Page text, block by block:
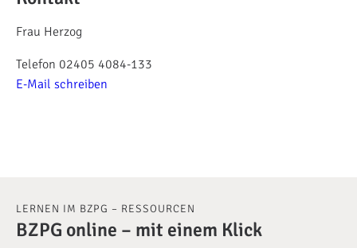
Frau Herzog
Telefon 02405 4084-133
E-Mail schreiben
LERNEN IM BZPG – RESSOURCEN
BZPG online – mit einem Klick